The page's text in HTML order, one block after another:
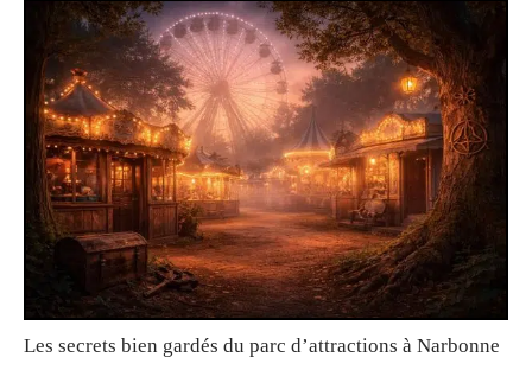
Les secrets bien gardés du parc d’attractions à Narbonne